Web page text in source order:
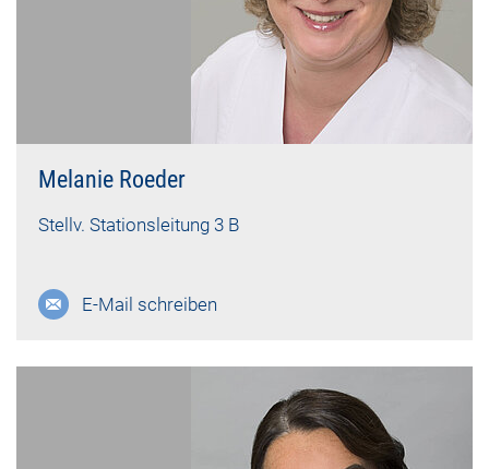
Melanie Roeder
Stellv. Stationsleitung 3 B
E-Mail schreiben